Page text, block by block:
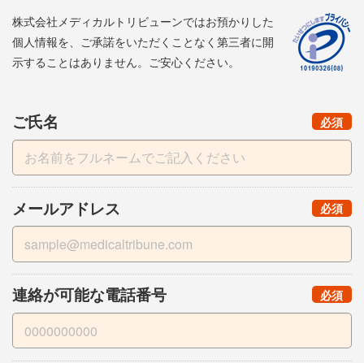
株式会社メディカルトリビューンではお預かりした
個人情報を、ご承諾をいただくことなく第三者に開
示することはありません。ご安心ください。
ご氏名 （
必須）
メールアドレス （
必須）
連絡が可能な電話番号 （
必須）